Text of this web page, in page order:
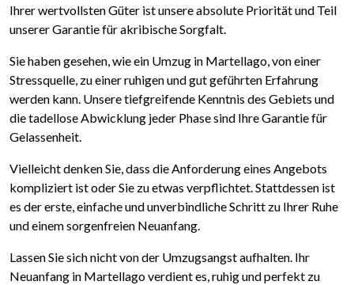
Ihrer wertvollsten Güter ist unsere absolute Priorität und Teil
unserer Garantie für akribische Sorgfalt.
Sie haben gesehen, wie ein Umzug in Martellago, von einer
Stressquelle, zu einer ruhigen und gut geführten Erfahrung
werden kann. Unsere tiefgreifende Kenntnis des Gebiets und
die tadellose Abwicklung jeder Phase sind Ihre Garantie für
Gelassenheit.
Vielleicht denken Sie, dass die Anforderung eines Angebots
kompliziert ist oder Sie zu etwas verpflichtet. Stattdessen ist
es der erste, einfache und unverbindliche Schritt zu Ihrer Ruhe
und einem sorgenfreien Neuanfang.
Lassen Sie sich nicht von der Umzugsangst aufhalten. Ihr
Neuanfang in Martellago verdient es, ruhig und perfekt zu